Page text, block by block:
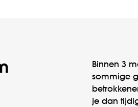
Binnen 3
sommige
je dan